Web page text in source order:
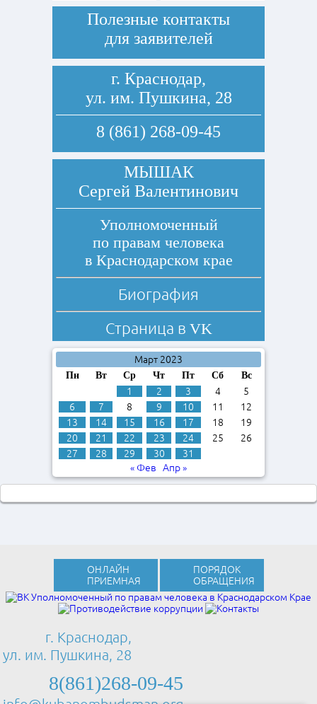
Полезные контакты
для заявителей
г. Краснодар,
ул. им. Пушкина, 28
8 (861) 268-09-45
МЫШАК
Сергей Валентинович
Уполномоченный
по правам человека
в Краснодарском крае
Биография
Страница в VK
Март 2023
Пн Вт Ср Чт Пт Сб Вс
1 2 3 4
5
6
7 8 9 10 11
12
13
14 15 16 17 18
19
20
21 22 23 24 25
26
27
28 29 30
31
« Фев
Апр »
ОНЛАЙН
ПРИЕМНАЯ
ПОРЯДОК
ОБРАЩЕНИЯ
г. Краснодар,
ул. им. Пушкина, 28
8(861)268-09-45